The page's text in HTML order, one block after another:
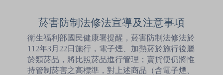
菸害防制法修法宣導及注意事項
衛生福利部國民健康署提醒，菸害防制法修法於
112年3月22日施行，電子煙、加熱菸於施行後屬
於類菸品，將比照菸品進行管理；賣貨便仍將惟
持管制菸害之高標準，對上述商品（含電子煙、